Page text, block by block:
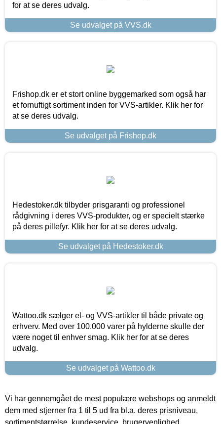
for at se deres udvalg.
Se udvalget på VVS.dk
Frishop.dk er et stort online byggemarked som også har
et fornuftigt sortiment inden for VVS-artikler. Klik her for
at se deres udvalg.
Se udvalget på Frishop.dk
Hedestoker.dk tilbyder prisgaranti og professionel
rådgivning i deres VVS-produkter, og er specielt stærke
på deres pillefyr. Klik her for at se deres udvalg.
Se udvalget på Hedestoker.dk
Wattoo.dk sælger el- og VVS-artikler til både private og
erhverv. Med over 100.000 varer på hylderne skulle der
være noget til enhver smag. Klik her for at se deres
udvalg.
Se udvalget på Wattoo.dk
Vi har gennemgået de mest populære webshops og anmeldt
dem med stjerner fra 1 til 5 ud fra bl.a. deres prisniveau,
sortimentstørrelse, kundeservice, brugervenlighed,